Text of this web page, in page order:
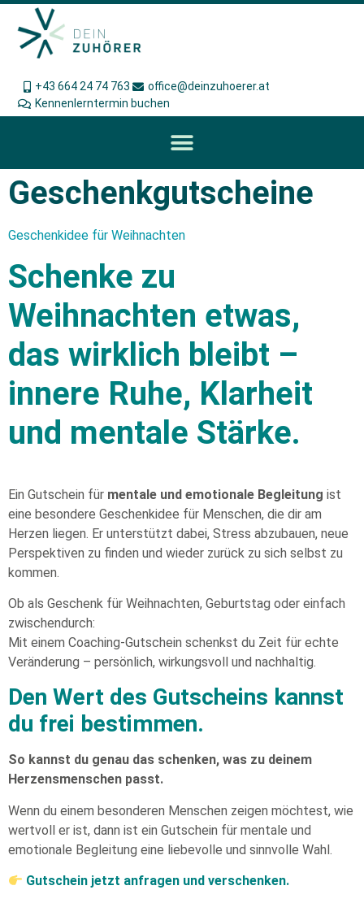
+43 664 24 74 763
office@deinzuhoerer.at
Kennenlerntermin buchen
Geschenkgutscheine
Geschenkidee für Weihnachten
Schenke zu
Weihnachten etwas,
das wirklich bleibt –
innere Ruhe, Klarheit
und mentale Stärke.
Ein Gutschein für mentale und emotionale Begleitung ist
eine besondere Geschenkidee für Menschen, die dir am
Herzen liegen. Er unterstützt dabei, Stress abzubauen, neue
Perspektiven zu finden und wieder zurück zu sich selbst zu
kommen.
Ob als Geschenk für Weihnachten, Geburtstag oder einfach
zwischendurch:
Mit einem Coaching-Gutschein schenkst du Zeit für echte
Veränderung – persönlich, wirkungsvoll und nachhaltig.
Den Wert des Gutscheins kannst
du frei bestimmen.
So kannst du genau das schenken, was zu deinem
Herzensmenschen passt.
Wenn du einem besonderen Menschen zeigen möchtest, wie
wertvoll er ist, dann ist ein Gutschein für mentale und
emotionale Begleitung eine liebevolle und sinnvolle Wahl.
Gutschein jetzt anfragen und verschenken.